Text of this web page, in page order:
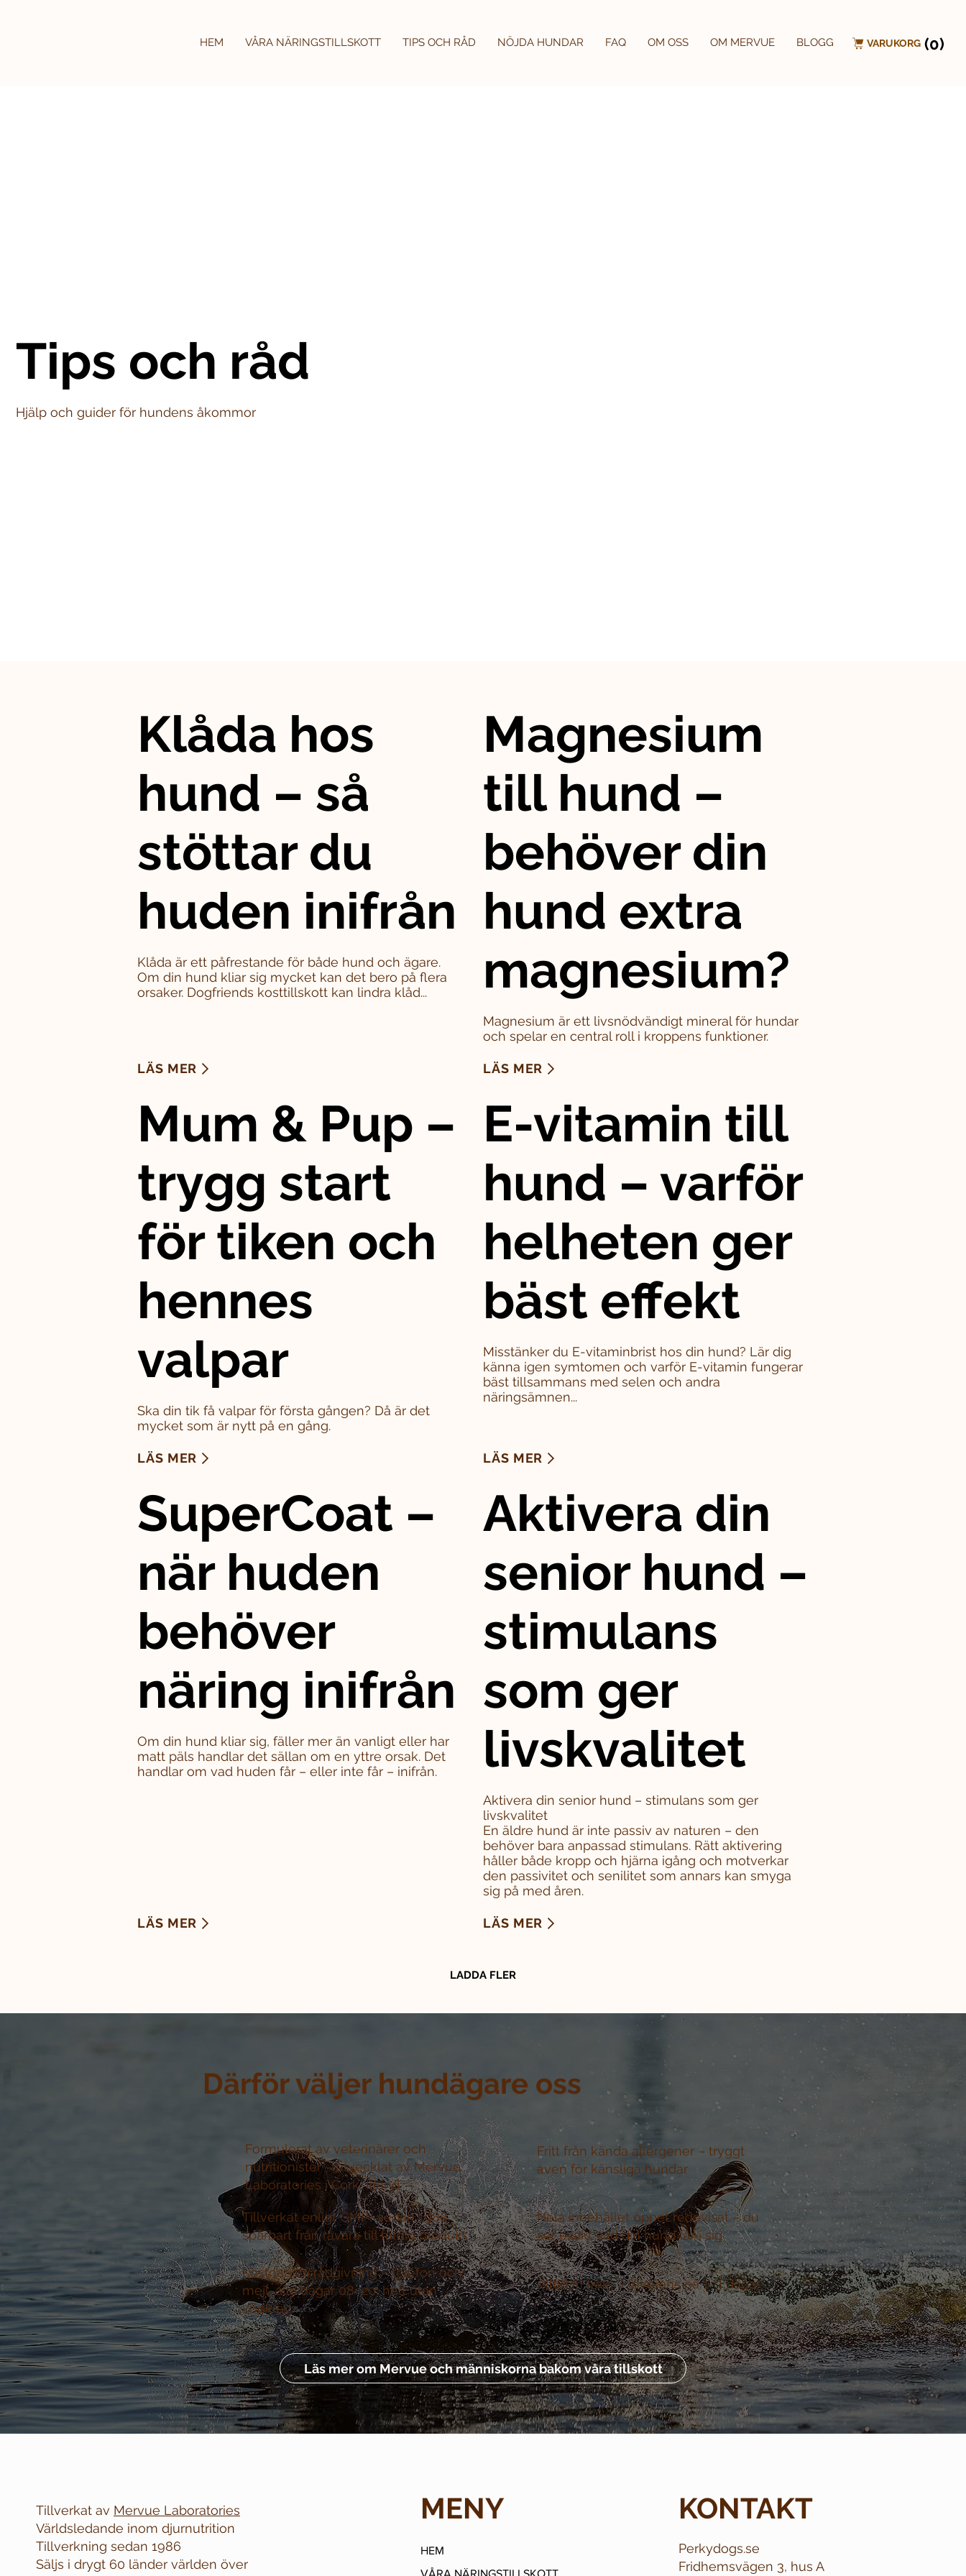
HEM VÅRA NÄRINGSTILLSKOTT TIPS OCH RÅD NÖJDA HUNDAR FAQ OM OSS OM MERVUE BLOGG VARUKORG (0)
Tips och råd
Hjälp och guider för hundens åkommor
Därför väljer hundägare oss
Formulerat av veterinärer och
nutritionister –utvecklat av Mervue
Laboratories i Cork, Irland
Tillverkat enligt GMP+ sedan 1986 –
spårbart från råvara till färdig produkt
Kostnadsfri rådgivning –telefon och
mejl, alla dagar 08–20, helt utan
köpkrav
Läs mer om Mervue och människorna bakom våra tillskott
Fritt från kända allergener – tryggt
även för känsliga hundar
Hela innehållet öppet redovisat –du
ser exakt vad din hund får i sig
Alltid fri frakt –leverans på 1–3 dagar
Klåda hos
hund – så
stöttar du
huden inifrån
Klåda är ett påfrestande för både hund och ägare.
Om din hund kliar sig mycket kan det bero på flera
orsaker. Dogfriends kosttillskott kan lindra klåd...
LÄS MER
Magnesium
till hund –
behöver din
hund extra
magnesium?
Magnesium är ett livsnödvändigt mineral för hundar
och spelar en central roll i kroppens funktioner.
LÄS MER
Mum & Pup –
trygg start
för tiken och
hennes
valpar
Ska din tik få valpar för första gången? Då är det
mycket som är nytt på en gång.
LÄS MER
E-vitamin till
hund – varför
helheten ger
bäst effekt
Misstänker du E-vitaminbrist hos din hund? Lär dig
känna igen symtomen och varför E-vitamin fungerar
bäst tillsammans med selen och andra
näringsämnen...
LÄS MER
SuperCoat –
när huden
behöver
näring inifrån
Om din hund kliar sig, fäller mer än vanligt eller har
matt päls handlar det sällan om en yttre orsak. Det
handlar om vad huden får – eller inte får – inifrån.
LÄS MER
Aktivera din
senior hund –
stimulans
som ger
livskvalitet
Aktivera din senior hund – stimulans som ger
livskvalitet
En äldre hund är inte passiv av naturen – den
behöver bara anpassad stimulans. Rätt aktivering
håller både kropp och hjärna igång och motverkar
den passivitet och senilitet som annars kan smyga
sig på med åren.
LÄS MER
LADDA FLER
Tillverkat av Mervue Laboratories
Världsledande inom djurnutrition
Tillverkning sedan 1986
Säljs i drygt 60 länder världen över
MENY
HEM
VÅRA NÄRINGSTILLSKOTT
KONTAKT
Perkydogs.se
Fridhemsvägen 3, hus A